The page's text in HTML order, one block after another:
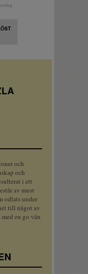
och
och
i ett
av must
odlats under
till något av
en go vän